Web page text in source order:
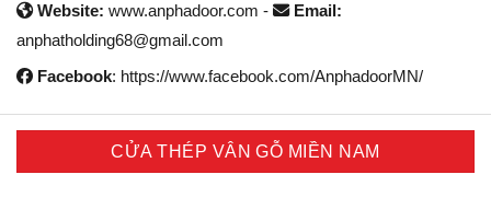
Website: www.anphadoor.com -
Email:
anphatholding68@gmail.com
Facebook: https://www.facebook.com/AnphadoorMN/
CỬA THÉP VÂN GỖ MIỀN NAM